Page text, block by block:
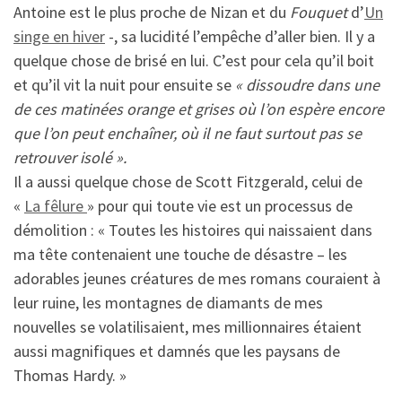
Antoine est le plus proche de Nizan et du Fouquetd’Un
singe en hiver -, sa lucidité l’empêche d’aller bien. Il y a
quelque chose de brisé en lui. C’est pour cela qu’il boit
et qu’il vit la nuit pour ensuite se « dissoudre dans une
de ces matinées orange et grises où l’on espère encore
que l’on peut enchaîner, où il ne faut surtout pas se
retrouver isolé ».
Il a aussi quelque chose de Scott Fitzgerald, celui de
« La fêlure » pour qui toute vie est un processus de
démolition : « Toutes les histoires qui naissaient dans
ma tête contenaient une touche de désastre – les
adorables jeunes créatures de mes romans couraient à
leur ruine, les montagnes de diamants de mes
nouvelles se volatilisaient, mes millionnaires étaient
aussi magnifiques et damnés que les paysans de
Thomas Hardy. »